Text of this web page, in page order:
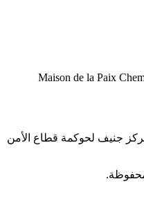
Maison de la Paix
جنيف لحوكمة قطاع الأمن